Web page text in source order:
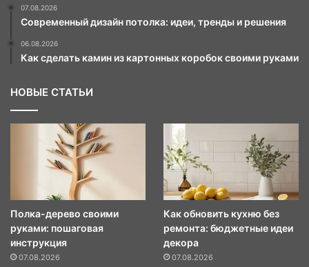
07.08.2026
Современный дизайн потолка: идеи, тренды и решения
06.08.2026
Как сделать камин из картонных коробок своими руками
НОВЫЕ СТАТЬИ
Полка-дерево своими
руками: пошаговая
инструкция
07.08.2026
Как обновить кухню без
ремонта: бюджетные идеи
декора
07.08.2026